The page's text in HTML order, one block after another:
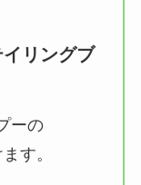
リングブ
ーの
す。